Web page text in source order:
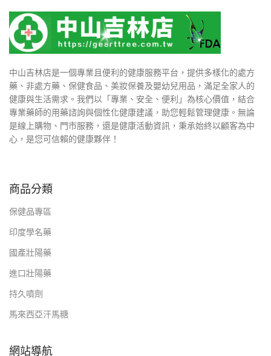
中山吉林店是一個專業且便利的健康服務平台，提供多樣化的處方
藥、非處方藥、保健食品、美妝保養及嬰幼兒用品，滿足全家人的
健康與生活需求。我們以「專業、安全、便利」為核心價值，結合
專業藥師的用藥諮詢與個性化健康建議，助您輕鬆管理健康。無論
是線上購物、門市服務，還是健康活動資訊，秉承始終以顧客為中
心，是您可信賴的健康夥伴！
商品分類
保健品專區
印度學名藥
國產壯陽藥
進口壯陽藥
持久噴劑
馬來西亞汗馬糖
網站導航